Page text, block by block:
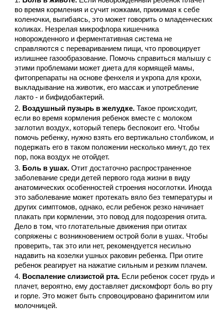
во время кормления и сучит ножками, прижимая к себе
коленочки, выгибаясь, это может говорить о младенческих
коликах. Незрелая микрофлора кишечника
новорожденного и ферментативная система не
справляются с перевариванием пищи, что провоцирует
излишнее газообразование. Помочь справиться малышу с
этими проблемами может диета для кормящей мамы,
фитопрепараты на основе фенхеля и укропа для крохи,
выкладывание на животик, его массаж и употребление
лакто - и бифидобактерий.
Воздушный пузырь в желудке. Такое происходит,
если во время кормления ребенок вместе с молоком
заглотил воздух, который теперь беспокоит его. Чтобы
помочь ребенку, нужно взять его вертикально столбиком, и
подержать его в таком положении несколько минут, до тех
пор, пока воздух не отойдет.
Боль в ушах. Отит достаточно распространенное
заболевание среди детей первого года жизни в виду
анатомических особенностей строения носоглотки. Иногда
это заболевание может протекать вяло без температуры и
других симптомов, однако, если ребенок резко начинает
плакать при кормлении, это повод для подозрения отита.
Дело в том, что глотательные движения при отитах
сопряжены с возникновением острой боли в ушах. Чтобы
проверить, так это или нет, рекомендуется несильно
надавить на козелки ушных раковин ребенка. При отите
ребенок реагирует на нажатие сильным и резким плачем.
Воспаление слизистой рта. Если ребенок сосет грудь и
плачет, вероятно, ему доставляет дискомфорт боль во рту
и горле. Это может быть спровоцировано фарингитом или
молочницей.